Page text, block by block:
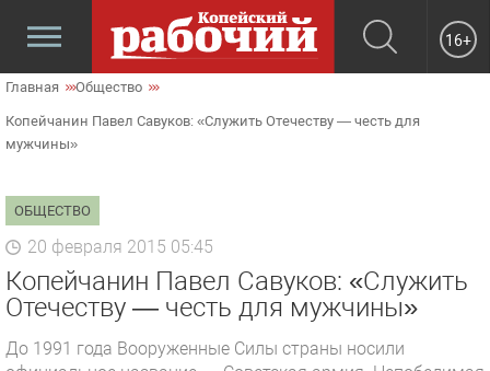
16+
Главная Общество
Копейчанин Павел Савуков: «Служить Отечеству — честь для
мужчины»
ОБЩЕСТВО
20 февраля 2015 05:45
Копейчанин Павел Савуков: «Служить
Отечеству — честь для мужчины»
До 1991 года Вооруженные Силы страны носили